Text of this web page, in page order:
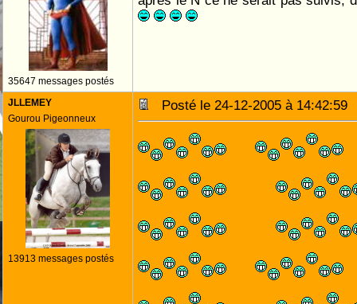
35647 messages postés
JLLEMEY
Gourou Pigeonneux
13913 messages postés
Posté le 24-12-2005 à